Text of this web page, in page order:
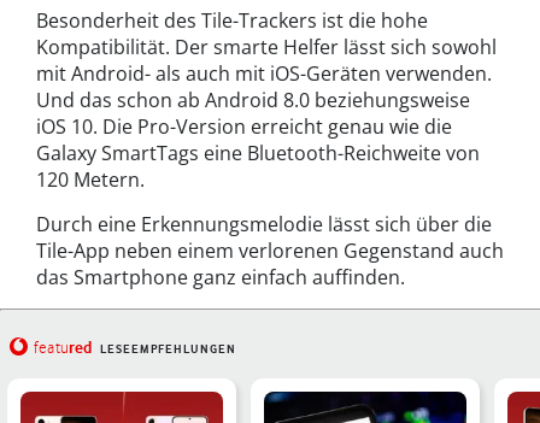
Besonderheit des Tile-Trackers ist die hohe
Kompatibilität. Der smarte Helfer lässt sich sowohl
mit Android- als auch mit iOS-Geräten verwenden.
Und das schon ab Android 8.0 beziehungsweise
iOS 10. Die Pro-Version erreicht genau wie die
Galaxy SmartTags eine Bluetooth-Reichweite von
120 Metern.
Durch eine Erkennungsmelodie lässt sich über die
Tile-App neben einem verlorenen Gegenstand auch
das Smartphone ganz einfach auffinden.
featured LESEEMPFEHLUNGEN